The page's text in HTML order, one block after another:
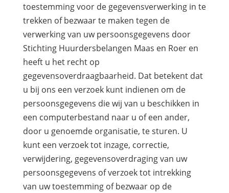
toestemming voor de gegevensverwerking in te
trekken of bezwaar te maken tegen de
verwerking van uw persoonsgegevens door
Stichting Huurdersbelangen Maas en Roer en
heeft u het recht op
gegevensoverdraagbaarheid. Dat betekent dat
u bij ons een verzoek kunt indienen om de
persoonsgegevens die wij van u beschikken in
een computerbestand naar u of een ander,
door u genoemde organisatie, te sturen. U
kunt een verzoek tot inzage, correctie,
verwijdering, gegevensoverdraging van uw
persoonsgegevens of verzoek tot intrekking
van uw toestemming of bezwaar op de